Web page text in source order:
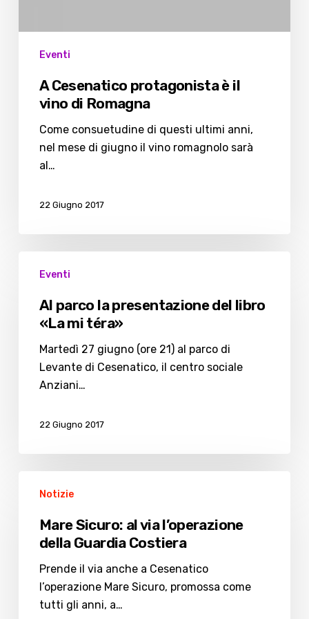
Eventi
A Cesenatico protagonista è il
vino di Romagna
Come consuetudine di questi ultimi anni,
nel mese di giugno il vino romagnolo sarà
al…
22 Giugno 2017
parco
presentazione
Eventi
Al parco la presentazione del libro
«La mi téra»
Martedì 27 giugno (ore 21) al parco di
Levante di Cesenatico, il centro sociale
Anziani…
22 Giugno 2017
Sicuro:
l’operazione
della
Guardia
Costiera
Notizie
Mare Sicuro: al via l’operazione
della Guardia Costiera
Prende il via anche a Cesenatico
l’operazione Mare Sicuro, promossa come
tutti gli anni, a…